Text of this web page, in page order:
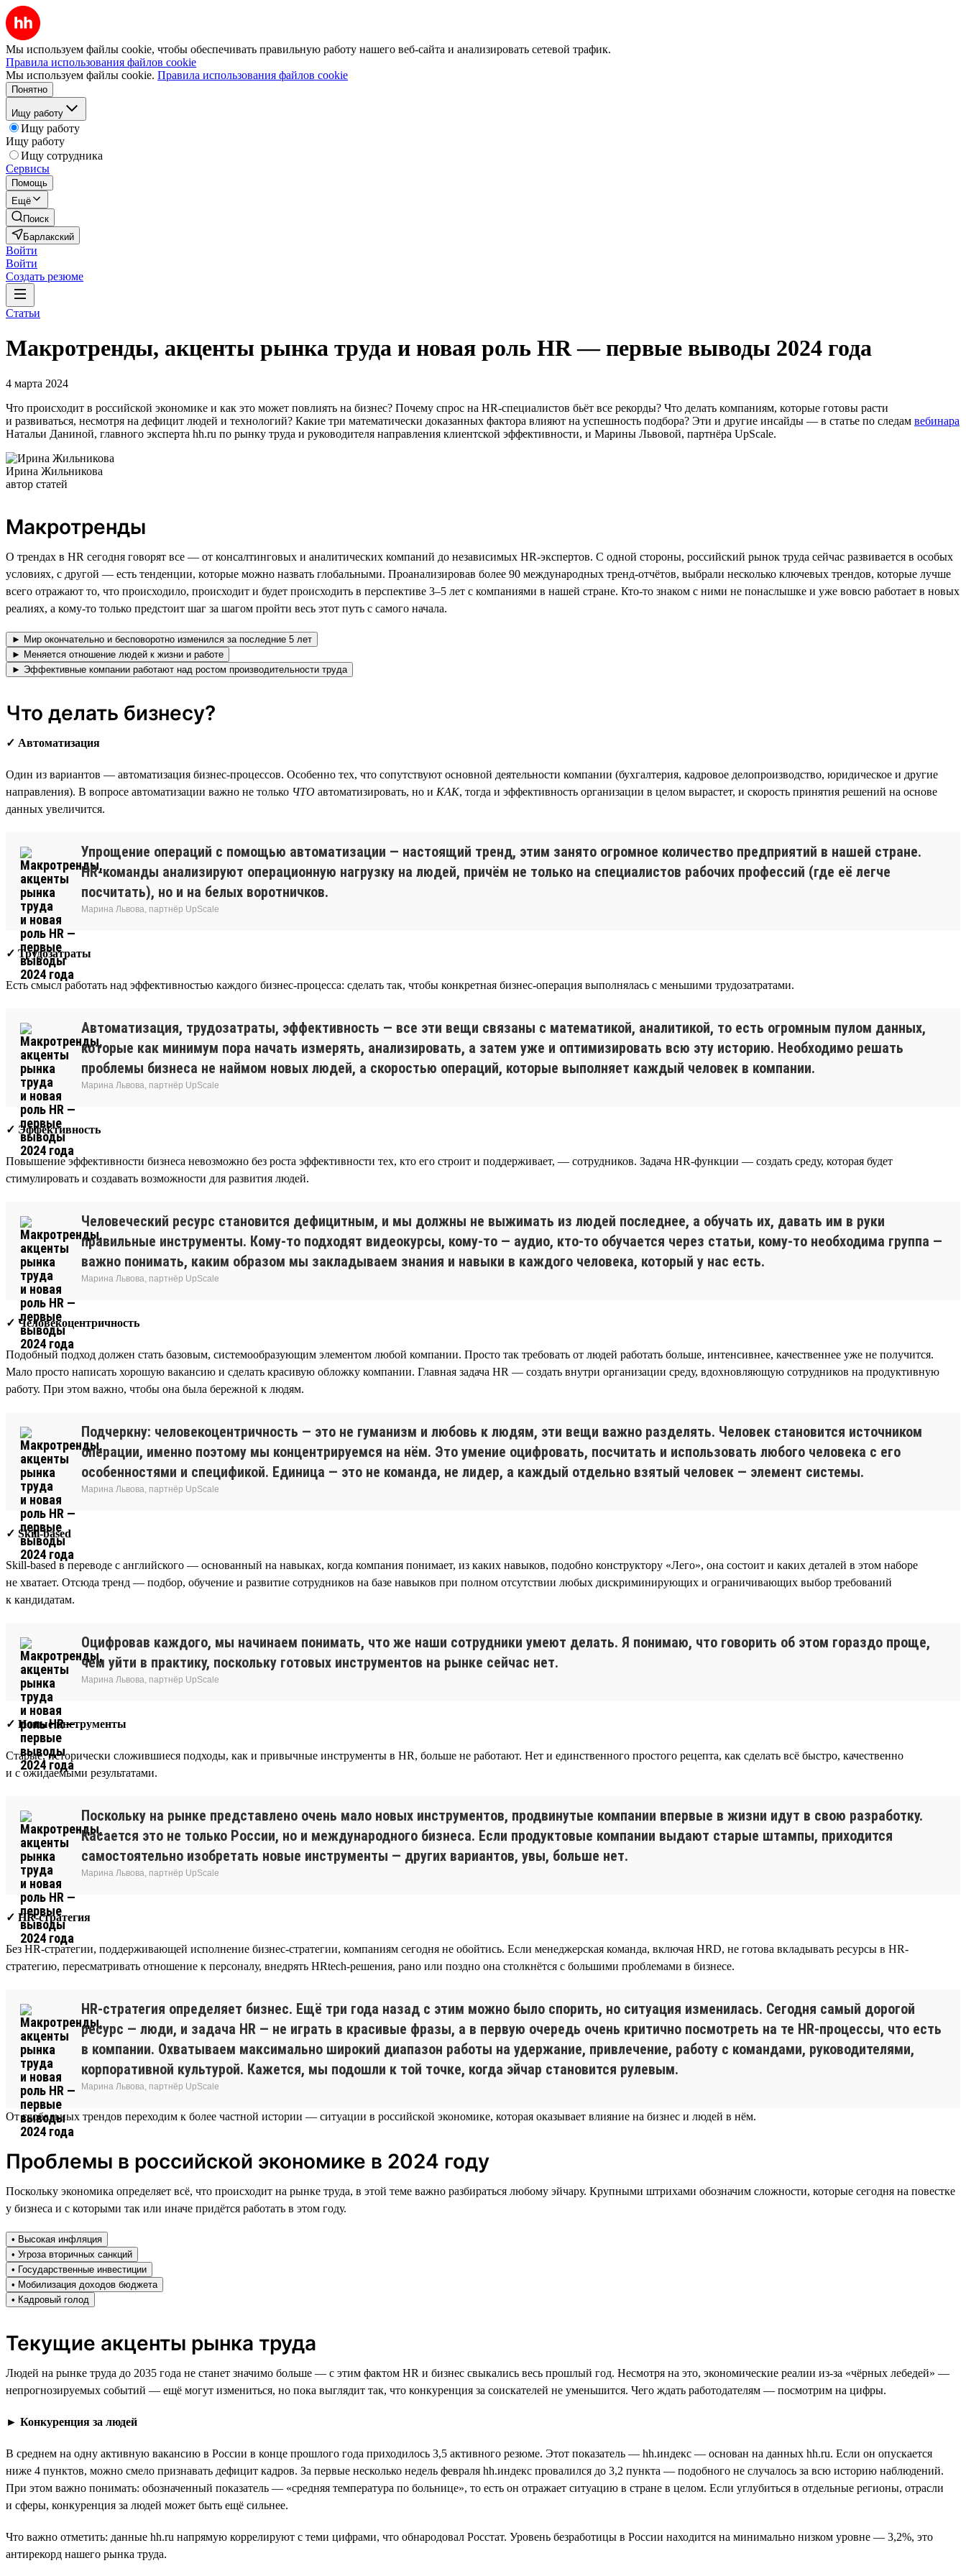
Мы используем файлы cookie, чтобы обеспечивать правильную работу нашего веб-сайта и анализировать сетевой трафик.
Правила использования файлов cookie
Мы используем файлы cookie. Правила использования файлов cookie
Понятно
Ищу работу
Ищу работу
Ищу работу
Ищу сотрудника
Сервисы
Помощь
Ещё
Поиск
Барлакский
Войти
Войти
Создать резюме
Статьи
Макротренды, акценты рынка труда и новая роль HR — первые выводы 2024 года
4 марта 2024
Что происходит в российской экономике и как это может повлиять на бизнес? Почему спрос на HR-специалистов бьёт все рекорды? Что делать компаниям, которые готовы расти
и развиваться, несмотря на дефицит людей и технологий? Какие три математически доказанных фактора влияют на успешность подбора? Эти и другие инсайды — в статье по следам вебинара
Натальи Даниной, главного эксперта hh.ru по рынку труда и руководителя направления клиентской эффективности, и Марины Львовой, партнёра UpScale.
Ирина Жильникова
автор статей
Макротренды
О трендах в HR сегодня говорят все — от консалтинговых и аналитических компаний до независимых HR-экспертов. С одной стороны, российский рынок труда сейчас развивается в особых
условиях, с другой — есть тенденции, которые можно назвать глобальными. Проанализировав более 90 международных тренд-отчётов, выбрали несколько ключевых трендов, которые лучше
всего отражают то, что происходило, происходит и будет происходить в перспективе 3–5 лет с компаниями в нашей стране. Кто-то знаком с ними не понаслышке и уже вовсю работает в новых
реалиях, а кому-то только предстоит шаг за шагом пройти весь этот путь с самого начала.
► Мир окончательно и бесповоротно изменился за последние 5 лет
► Меняется отношение людей к жизни и работе
► Эффективные компании работают над ростом производительности труда
Что делать бизнесу?
✓ Автоматизация
Один из вариантов — автоматизация бизнес-процессов. Особенно тех, что сопутствуют основной деятельности компании (бухгалтерия, кадровое делопроизводство, юридическое и другие
направления). В вопросе автоматизации важно не только ЧТО автоматизировать, но и КАК, тогда и эффективность организации в целом вырастет, и скорость принятия решений на основе
данных увеличится.
Упрощение операций с помощью автоматизации — настоящий тренд, этим занято огромное количество предприятий в нашей стране.
HR-команды анализируют операционную нагрузку на людей, причём не только на специалистов рабочих профессий (где её легче
посчитать), но и на белых воротничков.
Марина Львова, партнёр UpScale
✓ Трудозатраты
Есть смысл работать над эффективностью каждого бизнес-процесса: сделать так, чтобы конкретная бизнес-операция выполнялась с меньшими трудозатратами.
Автоматизация, трудозатраты, эффективность — все эти вещи связаны с математикой, аналитикой, то есть огромным пулом данных,
которые как минимум пора начать измерять, анализировать, а затем уже и оптимизировать всю эту историю. Необходимо решать
проблемы бизнеса не наймом новых людей, а скоростью операций, которые выполняет каждый человек в компании.
Марина Львова, партнёр UpScale
✓ Эффективность
Повышение эффективности бизнеса невозможно без роста эффективности тех, кто его строит и поддерживает, — сотрудников. Задача HR-функции — создать среду, которая будет
стимулировать и создавать возможности для развития людей.
Человеческий ресурс становится дефицитным, и мы должны не выжимать из людей последнее, а обучать их, давать им в руки
правильные инструменты. Кому-то подходят видеокурсы, кому-то — аудио, кто-то обучается через статьи, кому-то необходима группа —
важно понимать, каким образом мы закладываем знания и навыки в каждого человека, который у нас есть.
Марина Львова, партнёр UpScale
✓ Человекоцентричность
Подобный подход должен стать базовым, системообразующим элементом любой компании. Просто так требовать от людей работать больше, интенсивнее, качественнее уже не получится.
Мало просто написать хорошую вакансию и сделать красивую обложку компании. Главная задача HR — создать внутри организации среду, вдохновляющую сотрудников на продуктивную
работу. При этом важно, чтобы она была бережной к людям.
Подчеркну: человекоцентричность — это не гуманизм и любовь к людям, эти вещи важно разделять. Человек становится источником
операции, именно поэтому мы концентрируемся на нём. Это умение оцифровать, посчитать и использовать любого человека с его
особенностями и спецификой. Единица — это не команда, не лидер, а каждый отдельно взятый человек — элемент системы.
Марина Львова, партнёр UpScale
✓ Skill-based
Skill-based в переводе с английского — основанный на навыках, когда компания понимает, из каких навыков, подобно конструктору «Лего», она состоит и каких деталей в этом наборе
не хватает. Отсюда тренд — подбор, обучение и развитие сотрудников на базе навыков при полном отсутствии любых дискриминирующих и ограничивающих выбор требований
к кандидатам.
Оцифровав каждого, мы начинаем понимать, что же наши сотрудники умеют делать. Я понимаю, что говорить об этом гораздо проще,
чем уйти в практику, поскольку готовых инструментов на рынке сейчас нет.
Марина Львова, партнёр UpScale
✓ Новые инструменты
Старые, исторически сложившиеся подходы, как и привычные инструменты в HR, больше не работают. Нет и единственного простого рецепта, как сделать всё быстро, качественно
и с ожидаемыми результатами.
Поскольку на рынке представлено очень мало новых инструментов, продвинутые компании впервые в жизни идут в свою разработку.
Касается это не только России, но и международного бизнеса. Если продуктовые компании выдают старые штампы, приходится
самостоятельно изобретать новые инструменты — других вариантов, увы, больше нет.
Марина Львова, партнёр UpScale
✓ HR-стратегия
Без HR-стратегии, поддерживающей исполнение бизнес-стратегии, компаниям сегодня не обойтись. Если менеджерская команда, включая HRD, не готова вкладывать ресурсы в HR-
стратегию, пересматривать отношение к персоналу, внедрять HRtech-решения, рано или поздно она столкнётся с большими проблемами в бизнесе.
HR-стратегия определяет бизнес. Ещё три года назад с этим можно было спорить, но ситуация изменилась. Сегодня самый дорогой
ресурс — люди, и задача HR — не играть в красивые фразы, а в первую очередь очень критично посмотреть на те HR-процессы, что есть
в компании. Охватываем максимально широкий диапазон работы на удержание, привлечение, работу с командами, руководителями,
корпоративной культурой. Кажется, мы подошли к той точке, когда эйчар становится рулевым.
Марина Львова, партнёр UpScale
От глобальных трендов переходим к более частной истории — ситуации в российской экономике, которая оказывает влияние на бизнес и людей в нём.
Проблемы в российской экономике в 2024 году
Поскольку экономика определяет всё, что происходит на рынке труда, в этой теме важно разбираться любому эйчару. Крупными штрихами обозначим сложности, которые сегодня на повестке
у бизнеса и с которыми так или иначе придётся работать в этом году.
• Высокая инфляция
• Угроза вторичных санкций
• Государственные инвестиции
• Мобилизация доходов бюджета
• Кадровый голод
Текущие акценты рынка труда
Людей на рынке труда до 2035 года не станет значимо больше — с этим фактом HR и бизнес свыкались весь прошлый год. Несмотря на это, экономические реалии из-за «чёрных лебедей» —
непрогнозируемых событий — ещё могут измениться, но пока выглядит так, что конкуренция за соискателей не уменьшится. Чего ждать работодателям — посмотрим на цифры.
► Конкуренция за людей
В среднем на одну активную вакансию в России в конце прошлого года приходилось 3,5 активного резюме. Этот показатель — hh.индекс — основан на данных hh.ru. Если он опускается
ниже 4 пунктов, можно смело признавать дефицит кадров. За первые несколько недель февраля hh.индекс провалился до 3,2 пункта — подобного не случалось за всю историю наблюдений.
При этом важно понимать: обозначенный показатель — «средняя температура по больнице», то есть он отражает ситуацию в стране в целом. Если углубиться в отдельные регионы, отрасли
и сферы, конкуренция за людей может быть ещё сильнее.
Что важно отметить: данные hh.ru напрямую коррелируют с теми цифрами, что обнародовал Росстат. Уровень безработицы в России находится на минимально низком уровне — 3,2%, это
антирекорд нашего рынка труда.